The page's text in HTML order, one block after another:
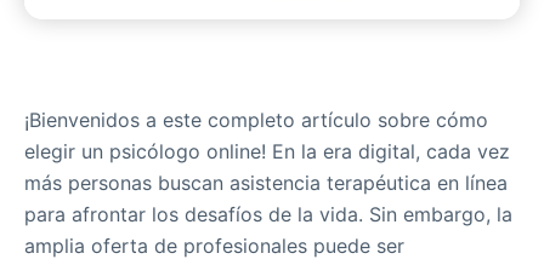
¡Bienvenidos a este completo artículo sobre cómo
elegir un psicólogo online! En la era digital, cada vez
más personas buscan asistencia terapéutica en línea
para afrontar los desafíos de la vida. Sin embargo, la
amplia oferta de profesionales puede ser